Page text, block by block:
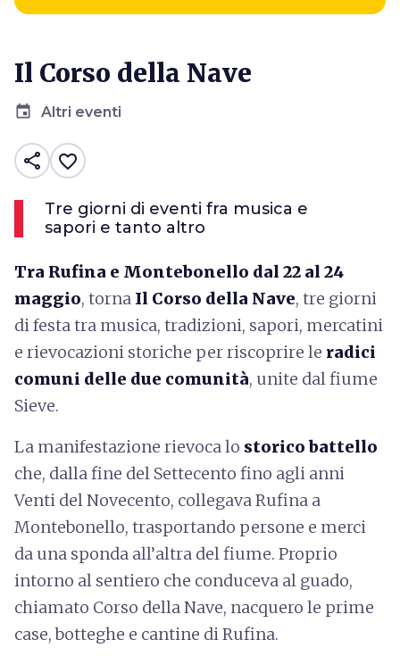
Il Corso della Nave
event Altri eventi
share favorite_border
Tre giorni di eventi fra musica e
sapori e tanto altro
Tra Rufina e Montebonello dal 22 al 24
maggio, torna Il Corso della Nave, tre giorni
di festa tra musica, tradizioni, sapori, mercatini
e rievocazioni storiche per riscoprire le radici
comuni delle due comunità, unite dal fiume
Sieve.
La manifestazione rievoca lo storico battello
che, dalla fine del Settecento fino agli anni
Venti del Novecento, collegava Rufina a
Montebonello, trasportando persone e merci
da una sponda all’altra del fiume. Proprio
intorno al sentiero che conduceva al guado,
chiamato Corso della Nave, nacquero le prime
case, botteghe e cantine di Rufina.